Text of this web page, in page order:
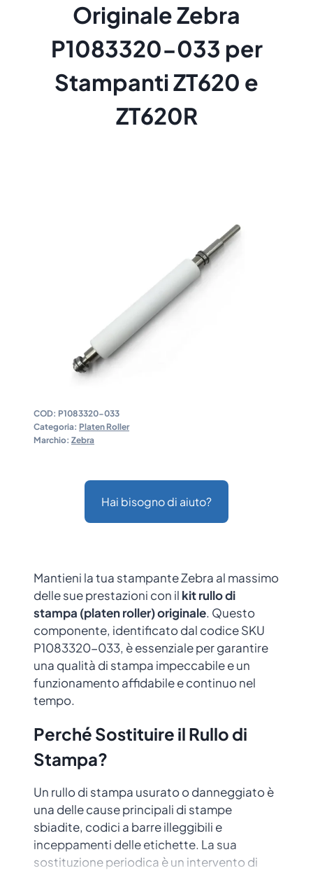
Originale Zebra
P1083320-033 per
Stampanti ZT620 e
ZT620R
COD: P1083320-033
Categoria: Platen Roller
Marchio: Zebra
Hai bisogno di aiuto?
Mantieni la tua stampante Zebra al massimo
delle sue prestazioni con il kit rullo di
stampa (platen roller) originale. Questo
componente, identificato dal codice SKU
P1083320-033, è essenziale per garantire
una qualità di stampa impeccabile e un
funzionamento affidabile e continuo nel
tempo.
Perché Sostituire il Rullo di
Stampa?
Un rullo di stampa usurato o danneggiato è
una delle cause principali di stampe
sbiadite, codici a barre illeggibili e
inceppamenti delle etichette. La sua
sostituzione periodica è un intervento di